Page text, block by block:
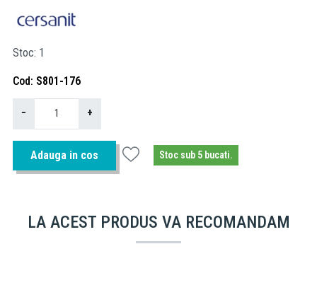
Stoc 1
Cod S801-176
− +
Adauga in cos Stoc sub 5 bucati.
LA ACEST PRODUS VA RECOMANDAM